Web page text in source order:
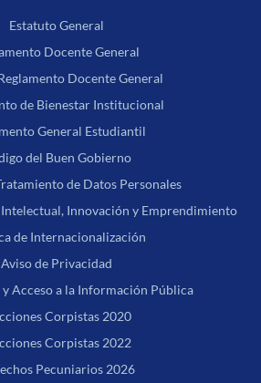
Estatuto General
Docente General
Docente General
de Bienestar Institucional
General Estudiantil
del Buen Gobierno
de Datos Personales
Innovación y Emprendimiento
de Internacionalización
Aviso de Privacidad
Acceso a la Información Pública
Corpistas 2020
Corpistas 2022
Pecuniarios 2026